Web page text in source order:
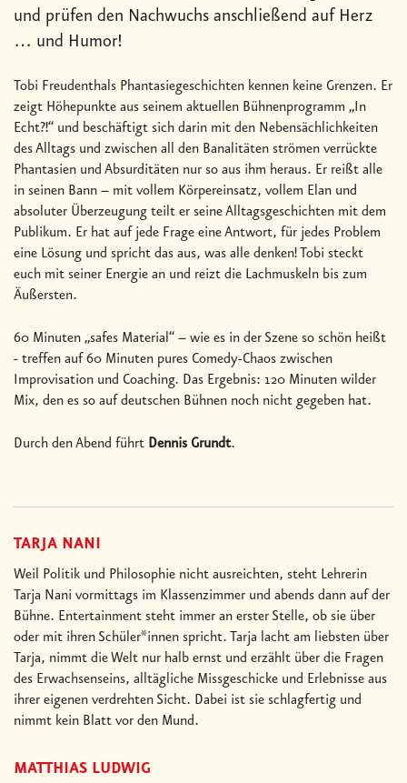
und prüfen den Nachwuchs anschließend auf Herz
… und Humor!
Tobi Freudenthals Phantasiegeschichten kennen keine Grenzen. Er
zeigt Höhepunkte aus seinem aktuellen Bühnenprogramm „In
Echt?!“ und beschäftigt sich darin mit den Nebensächlichkeiten
des Alltags und zwischen all den Banalitäten strömen verrückte
Phantasien und Absurditäten nur so aus ihm heraus. Er reißt alle
in seinen Bann – mit vollem Körpereinsatz, vollem Elan und
absoluter Überzeugung teilt er seine Alltagsgeschichten mit dem
Publikum. Er hat auf jede Frage eine Antwort, für jedes Problem
eine Lösung und spricht das aus, was alle denken! Tobi steckt
euch mit seiner Energie an und reizt die Lachmuskeln bis zum
Äußersten.
60 Minuten „safes Material“ – wie es in der Szene so schön heißt
- treffen auf 60 Minuten pures Comedy-Chaos zwischen
Improvisation und Coaching. Das Ergebnis: 120 Minuten wilder
Mix, den es so auf deutschen Bühnen noch nicht gegeben hat.
Durch den Abend führt Dennis Grundt.
TARJA NANI
Weil Politik und Philosophie nicht ausreichten, steht Lehrerin
Tarja Nani vormittags im Klassenzimmer und abends dann auf der
Bühne. Entertainment steht immer an erster Stelle, ob sie über
oder mit ihren Schüler*innen spricht. Tarja lacht am liebsten über
Tarja, nimmt die Welt nur halb ernst und erzählt über die Fragen
des Erwachsenseins, alltägliche Missgeschicke und Erlebnisse aus
ihrer eigenen verdrehten Sicht. Dabei ist sie schlagfertig und
nimmt kein Blatt vor den Mund.
MATTHIAS LUDWIG